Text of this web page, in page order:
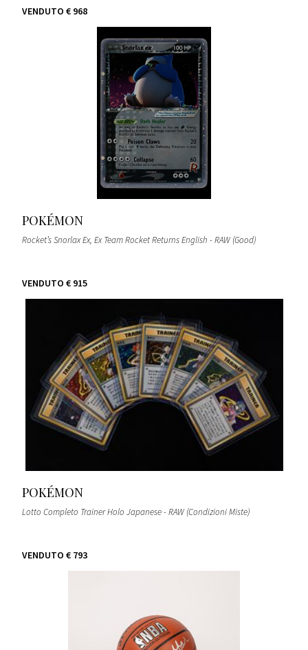
VENDUTO € 968
POKÉMON
Rocket’s Snorlax Ex, Ex Team Rocket Returns English - RAW (Good)
VENDUTO € 915
POKÉMON
Lotto Completo Trainer Holo Japanese - RAW (Condizioni Miste)
VENDUTO € 793